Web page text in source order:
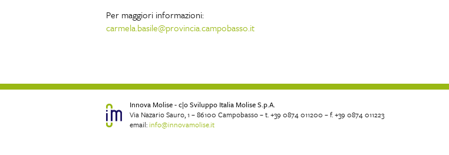
Per maggiori informazioni:
carmela.basile@provincia.campobasso.it
Innova Molise - c|o Sviluppo Italia Molise S.p.A.
Via Nazario Sauro, 1 – 86100 Campobasso – t. +39 0874 011200 – f. +39 0874 011223
email: info@innovamolise.it